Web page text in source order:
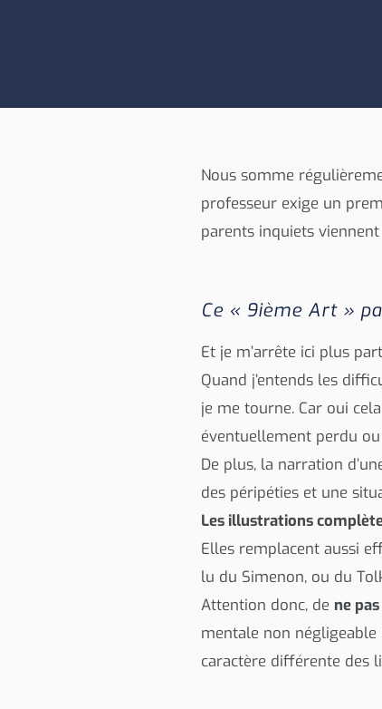
Nous somme
professeur exige un
parents inquiets
Ce « 9ième Art »
Et je m’arrête ici plus
Quand j’entends les
je me tourne. Car oui
éventuellement perdu
De plus, la narration
des péripéties et une
Les illustrations
Elles remplacent aussi
lu du Simenon, ou du
Attention donc, de ne
mentale non négligeable
caractère différente des